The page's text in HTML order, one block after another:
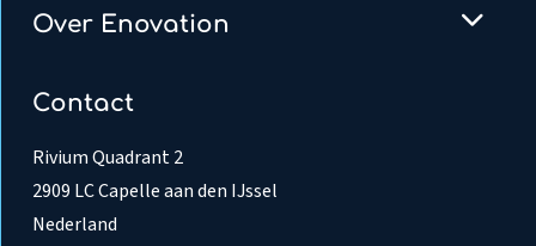
Over Enovation
Contact
Rivium Quadrant 2
2909 LC Capelle aan den IJssel
Nederland